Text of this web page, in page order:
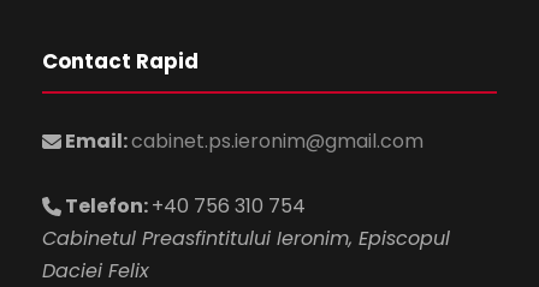
Contact Rapid
Email:cabinet.ps.ieronim@gmail.com
Telefon:+40 756 310 754
Cabinetul Preasfintitului Ieronim, Episcopul
Daciei Felix